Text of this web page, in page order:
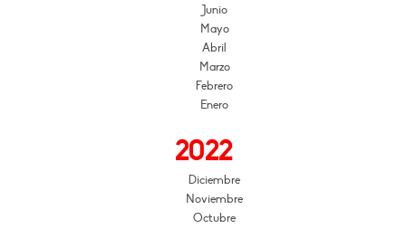
Junio
Mayo
Abril
Marzo
Febrero
Enero
2022
Diciembre
Noviembre
Octubre